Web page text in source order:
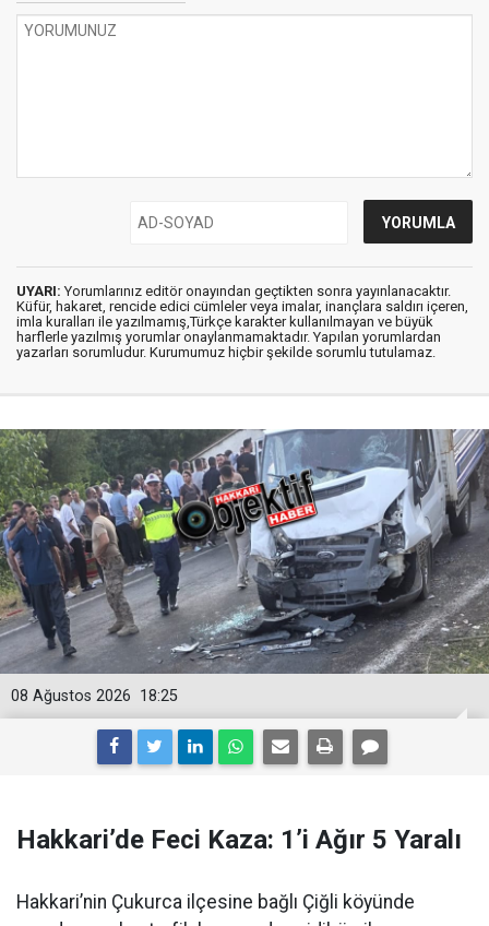
UYARI: Yorumlarınız editör onayından geçtikten sonra yayınlanacaktır.
Küfür, hakaret, rencide edici cümleler veya imalar, inançlara saldırı içeren,
imla kuralları ile yazılmamış,Türkçe karakter kullanılmayan ve büyük
harflerle yazılmış yorumlar onaylanmamaktadır. Yapılan yorumlardan
yazarları sorumludur. Kurumumuz hiçbir şekilde sorumlu tutulamaz.
18:25
08 Ağustos 2026
Hakkari’de Feci Kaza: 1’i Ağır 5 Yaralı
Hakkari’nin Çukurca ilçesine bağlı Çiğli köyünde